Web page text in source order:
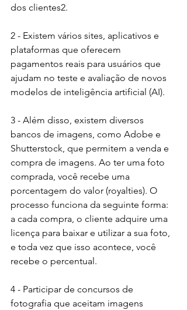
dos clientes2.
2 - Existem vários sites, aplicativos e
plataformas que oferecem
pagamentos reais para usuários que
ajudam no teste e avaliação de novos
modelos de inteligência artificial (AI).
3 - Além disso, existem diversos
bancos de imagens, como Adobe e
Shutterstock, que permitem a venda e
compra de imagens. Ao ter uma foto
comprada, você recebe uma
porcentagem do valor (royalties). O
processo funciona da seguinte forma:
a cada compra, o cliente adquire uma
licença para baixar e utilizar a sua foto,
e toda vez que isso acontece, você
recebe o percentual.
4 - Participar de concursos de
fotografia que aceitam imagens